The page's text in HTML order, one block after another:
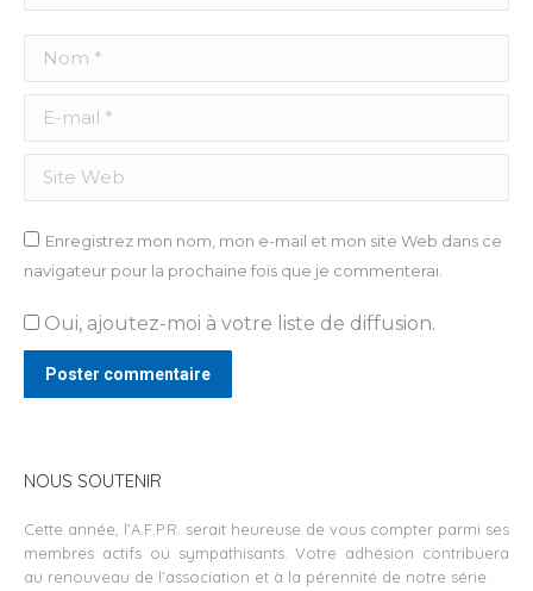
Nom *
E-mail *
Site Web
Enregistrez mon nom, mon e-mail et mon site Web dans ce
navigateur pour la prochaine fois que je commenterai.
Oui, ajoutez-moi à votre liste de diffusion.
Poster commentaire
NOUS SOUTENIR
Cette année, l’A.F.P.R. serait heureuse de vous compter parmi ses
membres actifs ou sympathisants. Votre adhésion contribuera
au renouveau de l’association et à la pérennité de notre série.